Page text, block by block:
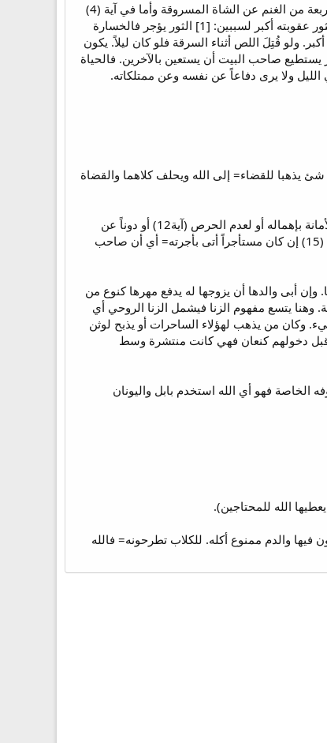
الفرق بين آية (1) وآية (4) أنه في آية (1) اللص سرق وباع ما سرقه أو ذبحه هنا يرد بخمسة ثيران للثور المسروق وبأربعة من الغنم عن الشاة المسروقة وأما في آية (4)
فاللص ضبط والسرقة في يده. اللص الأول محترف سرقة فعقوبته أكبر واللص الثاني مبتدئ فعقوبته أقل. وسارق الثور عقوبته أكبر لسببين: [1] الثور يؤجر فالخسارة
تكون أكبر. ولو قُتِلَ اللص أثناء السرقة فلو كان ليلاً. يكون
نفسه. ولكن لو كان في النهار (آية 3) فيطلب دمه فبالنهار يستطيع صاحب البيت أن يستعين بالآخرين. فالحياة
ولا يرى دفاعاً عن نفسه وعن ممتلكاته.
للقضاء= إلى الله ويحلف كلاهما والقضاة
لم يكن في ذلك الزمان بنوك أو ما شابه فكان الشخص يودع أماناته عند الآخرين. وهنا تفرق الشريعة بين من يضيع الأمانة بإهماله أو لعدم الحرص (آية12) أو دوناً عن
إرادته كأن يفترس وحش الوديعة (13) وفي (11) يمين الرب تكون بينهما= أي يرفع الشخص يده اليمنى ليقسم. وفي (15) إن كان مستأجراً أتى بأجرته= أي أن صاحب
أبى والدها أن يزوجها له يدفع مهرها كنوع من
وقطعاً نفس الشئ لو كانت متزوجة. وهنا يتسع مفهوم الزنا فيشمل الزنا الروحي أي
وكان من يذهب لهؤلاء الساحرات أو يذبح لوثن
قبل دخولهم كنعان فهي كانت منتشرة وسط
الخاصة فهو أي الله استخدم بابل واليونان
الله للمحتاجين).
والدم ممنوع أكله. للكلاب تطرحونه= فالله